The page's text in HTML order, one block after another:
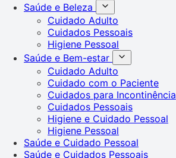
Saúde e Beleza
Cuidado Adulto
Cuidados Pessoais
Higiene Pessoal
Saúde e Bem-estar
Cuidado Adulto
Cuidado com o Paciente
Cuidados para Incontinência
Cuidados Pessoais
Higiene e Cuidado Pessoal
Higiene Pessoal
Saúde e Cuidado Pessoal
Saúde e Cuidados Pessoais